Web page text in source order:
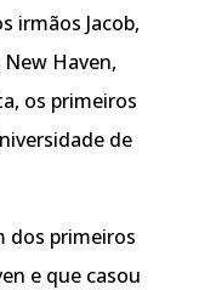
irmãos Jacob,
Haven,
os primeiros
de
dos primeiros
e que casou